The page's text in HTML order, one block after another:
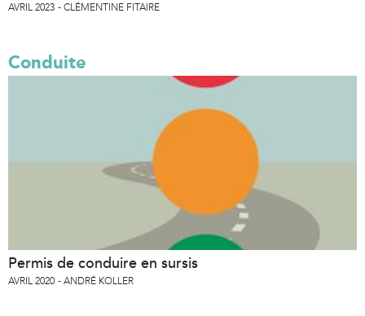
AVRIL 2023 CLÉMENTINE FITAIRE
Conduite
Permis de conduire en sursis
AVRIL 2020 ANDRÉ KOLLER